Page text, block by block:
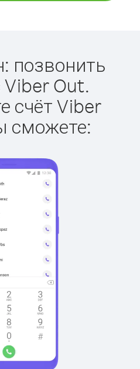
позвонить
Viber Out.
счёт Viber
сможете: